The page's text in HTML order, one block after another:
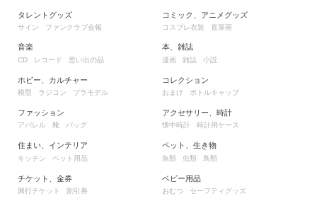
タレントグッズ
サイン ファンクラブ会報
コミック、アニメグッズ
コスプレ衣装 直筆画
音楽
CD レコード 思い出の品
ホビー、カルチャー
模型 ラジコン プラモデル
ファッション
アパレル 靴 バッグ
住まい、インテリア
キッチン ペット用品
チケット、金券
興行チケット 割引券
本、雑誌
漫画 雑誌 小説
コレクション
おまけ ボトルキャップ
アクセサリー、時計
懐中時計 時計用ケース
ペット、生き物
魚類 虫類 鳥類
ベビー用品
おむつ セーフティグッズ